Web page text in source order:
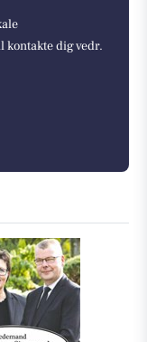
dig vedr.